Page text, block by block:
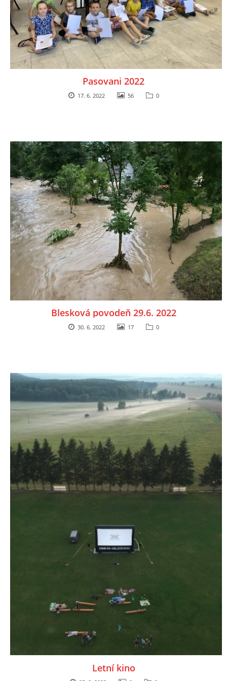
Pasovani 2022
17. 6. 2022 56 0
Blesková povodeň 29.6. 2022
30. 6. 2022 17 0
Letní kino